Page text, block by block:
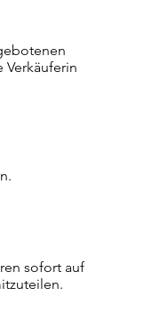
Verkäuferin
sofort auf